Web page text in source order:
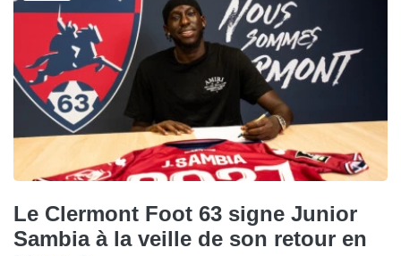
Le Clermont Foot 63 signe Junior
Sambia à la veille de son retour en